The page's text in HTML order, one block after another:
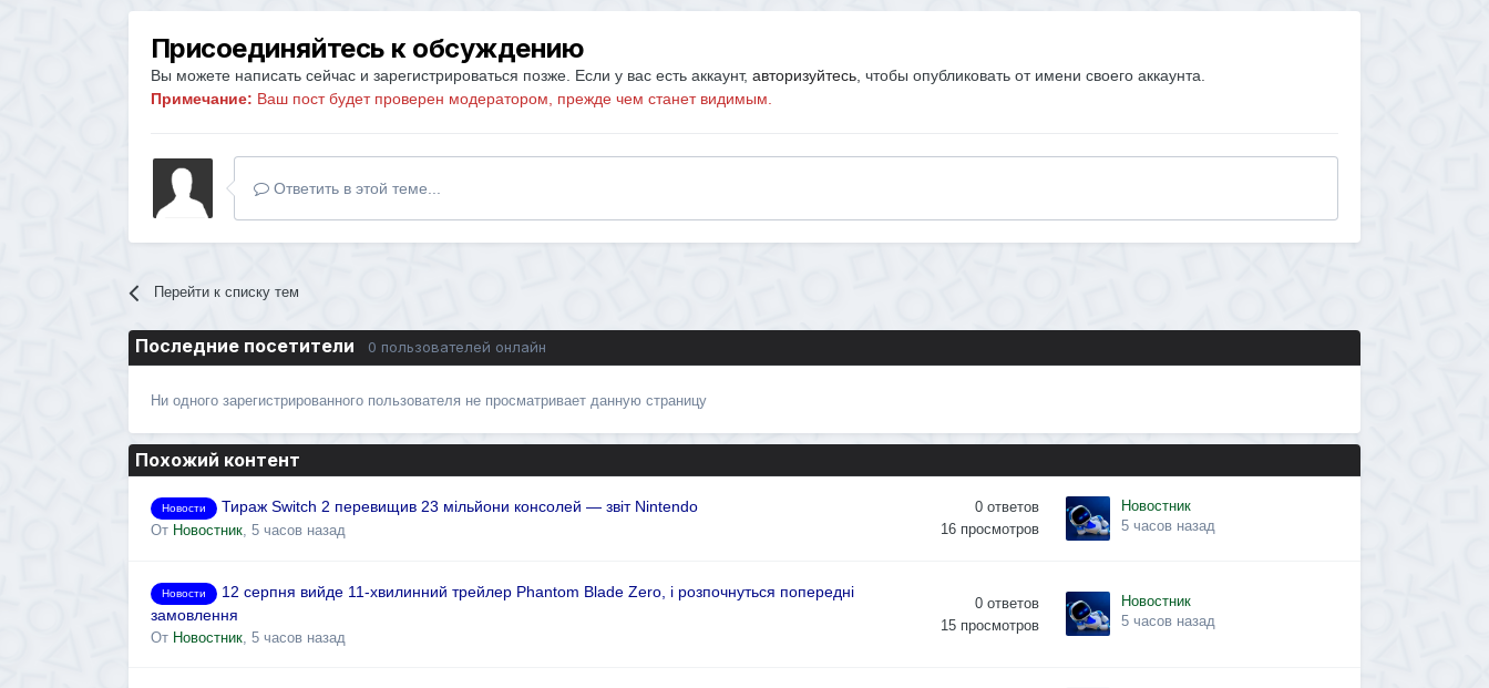
Присоединяйтесь к обсуждению
Вы можете написать сейчас и зарегистрироваться позже. Если у вас есть аккаунт, авторизуйтесь, чтобы опубликовать от имени своего аккаунта.
Примечание: Ваш пост будет проверен модератором, прежде чем станет видимым.
Ответить в этой теме...
Перейти к списку тем
Последние посетители 0 пользователей онлайн
Ни одного зарегистрированного пользователя не просматривает данную страницу
Похожий контент
Новости
Тираж Switch 2 перевищив 23 мільйони консолей — звіт Nintendo
От Новостник, 5 часов назад
0 ответов
16 просмотров
Новостник
5 часов назад
Новости
12 серпня вийде 11-хвилинний трейлер Phantom Blade Zero, і розпочнуться попередні
замовлення
От Новостник, 5 часов назад
0 ответов
15 просмотров
Новостник
5 часов назад